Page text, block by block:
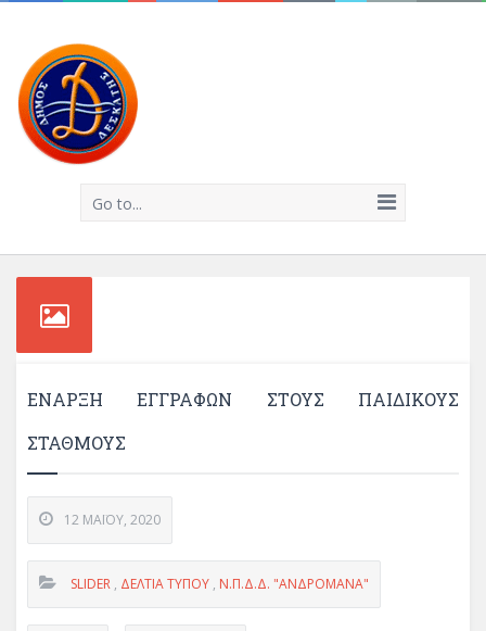
Go to...
ΈΝΑΡΞΗ ΕΓΓΡΑΦΏΝ ΣΤΟΥΣ ΠΑΙΔΙΚΟΎΣ
ΣΤΑΘΜΟΎΣ
12 ΜΑΪ́ΟΥ, 2020
SLIDER , ΔΕΛΤΊΑ ΤΎΠΟΥ , Ν.Π.Δ.Δ. "ΑΝΔΡΟΜΑΝΑ"